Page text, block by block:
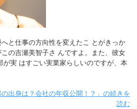
と仕事の方向性を変えたこ とがきっか
の吉瀬美智子さ んですよ。また、彼女
が実 はすごい実業家らしいのですが、本
の出身は？会社の年収公開！？」の続きを
読む